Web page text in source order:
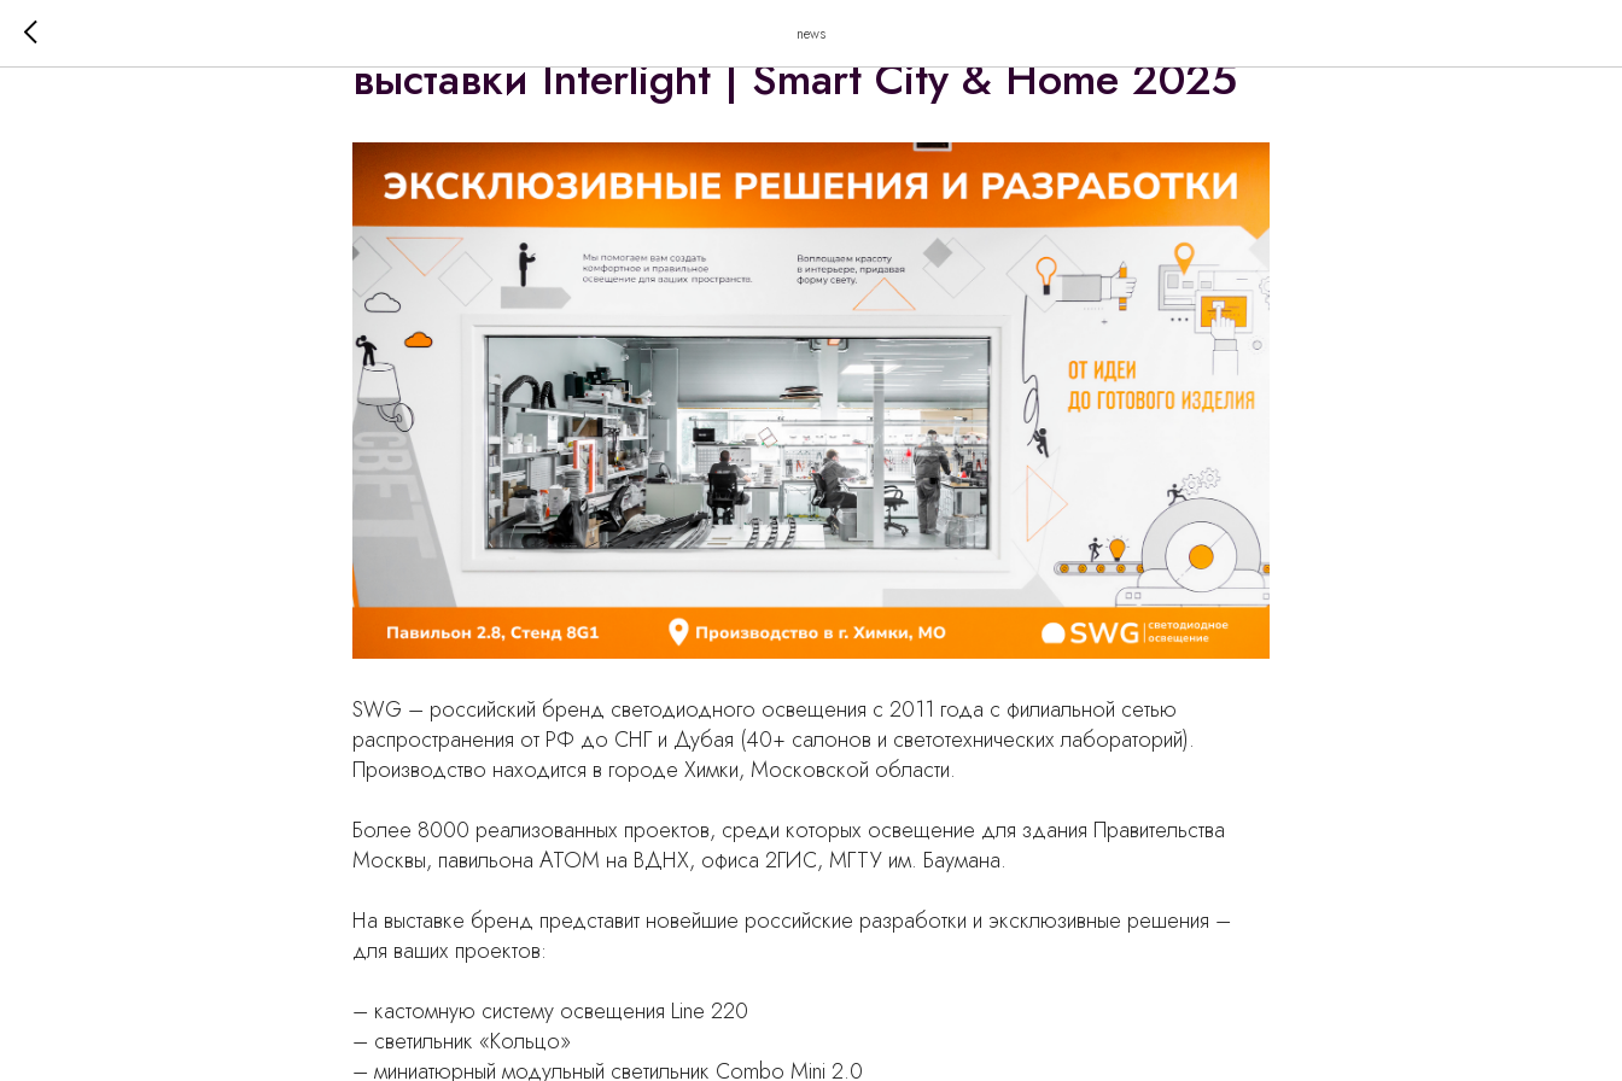
news
SWG | светодиодное освещение – экспонент
выставки Interlight | Smart City & Home 2025
SWG – российский бренд светодиодного освещения с 2011 года с филиальной сетью
распространения от РФ до СНГ и Дубая (40+ салонов и светотехнических лабораторий).
Производство находится в городе Химки, Московской области.
Более 8000 реализованных проектов, среди которых освещение для здания Правительства
Москвы, павильона АТОМ на ВДНХ, офиса 2ГИС, МГТУ им. Баумана.
На выставке бренд представит новейшие российские разработки и эксклюзивные решения –
для ваших проектов:
– кастомную систему освещения Line 220
– светильник «Кольцо»
– миниатюрный модульный светильник Combo Mini 2.0